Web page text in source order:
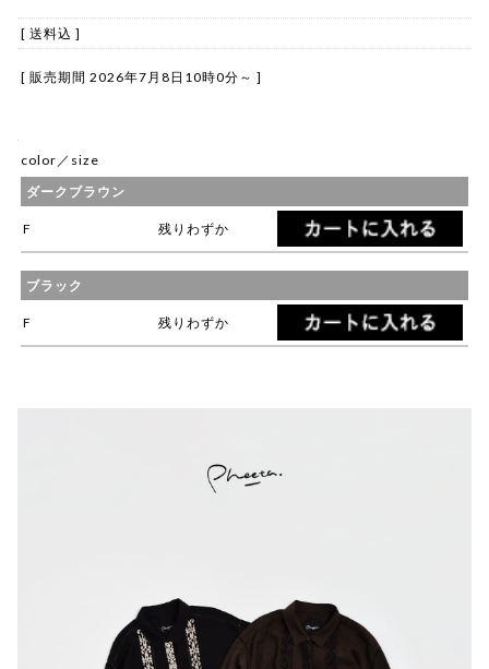
[ 送料込 ]
[ 販売期間 2026年7月8日10時0分 ～ ]
color／size
ダークブラウン
F 残りわずか
ブラック
F 残りわずか